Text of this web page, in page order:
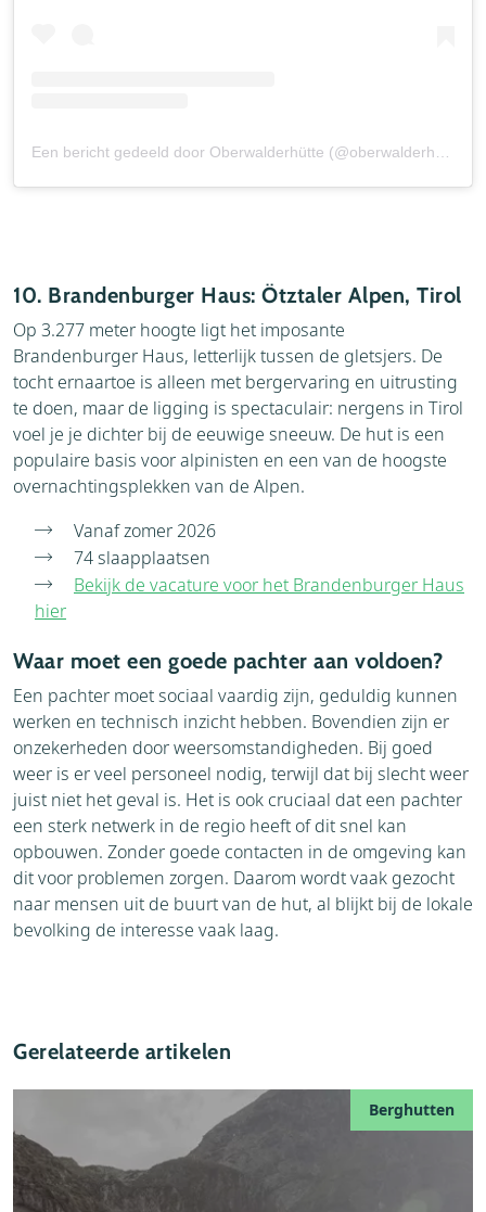
Een bericht gedeeld door Oberwalderhütte (@oberwalderhuette)
10. Brandenburger Haus: Ötztaler Alpen, Tirol
Op 3.277 meter hoogte ligt het imposante
Brandenburger Haus, letterlijk tussen de gletsjers. De
tocht ernaartoe is alleen met bergervaring en uitrusting
te doen, maar de ligging is spectaculair: nergens in Tirol
voel je je dichter bij de eeuwige sneeuw. De hut is een
populaire basis voor alpinisten en een van de hoogste
overnachtingsplekken van de Alpen.
Vanaf zomer 2026
74 slaapplaatsen
Bekijk de vacature voor het Brandenburger Haus
hier
Waar moet een goede pachter aan voldoen?
Een pachter moet sociaal vaardig zijn, geduldig kunnen
werken en technisch inzicht hebben. Bovendien zijn er
onzekerheden door weersomstandigheden. Bij goed
weer is er veel personeel nodig, terwijl dat bij slecht weer
juist niet het geval is. Het is ook cruciaal dat een pachter
een sterk netwerk in de regio heeft of dit snel kan
opbouwen. Zonder goede contacten in de omgeving kan
dit voor problemen zorgen. Daarom wordt vaak gezocht
naar mensen uit de buurt van de hut, al blijkt bij de lokale
bevolking de interesse vaak laag.
Gerelateerde artikelen
Berghutten